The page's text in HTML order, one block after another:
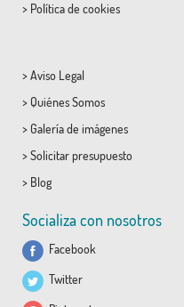
> Política de cookies
> Aviso Legal
> Quiénes Somos
> Galería de imágenes
> Solicitar presupuesto
> Blog
Socializa con nosotros
Facebook
Twitter